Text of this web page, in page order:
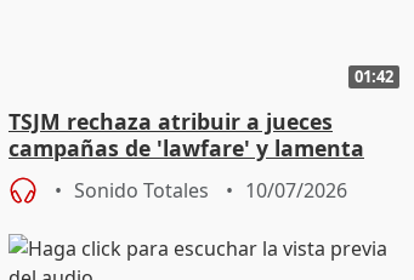
01:42
TSJM rechaza atribuir a jueces
campañas de 'lawfare' y lamenta
falta de "respeto institucional"
Sonido Totales 10/07/2026